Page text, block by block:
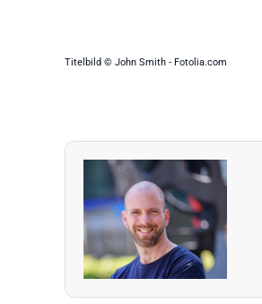
Titelbild © John Smith - Fotolia.com